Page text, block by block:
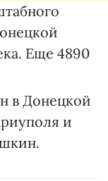
Еще 4890
в Донецкой
и